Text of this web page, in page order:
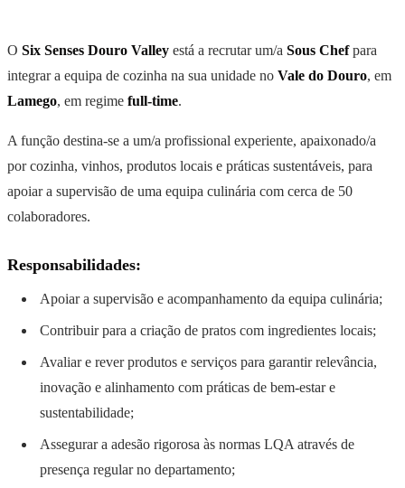
O Six Senses Douro Valley está a recrutar um/a Sous Chefpara
integrar a equipa de cozinha na sua unidade no Vale do Douro, em
Lamego, em regime full-time.
A função destina-se a um/a profissional experiente, apaixonado/a
por cozinha, vinhos, produtos locais e práticas sustentáveis, para
apoiar a supervisão de uma equipa culinária com cerca de 50
colaboradores.
Responsabilidades:
Apoiar a supervisão e acompanhamento da equipa culinária;
Contribuir para a criação de pratos com ingredientes locais;
Avaliar e rever produtos e serviços para garantir relevância,
inovação e alinhamento com práticas de bem-estar e
sustentabilidade;
Assegurar a adesão rigorosa às normas LQA através de
presença regular no departamento;